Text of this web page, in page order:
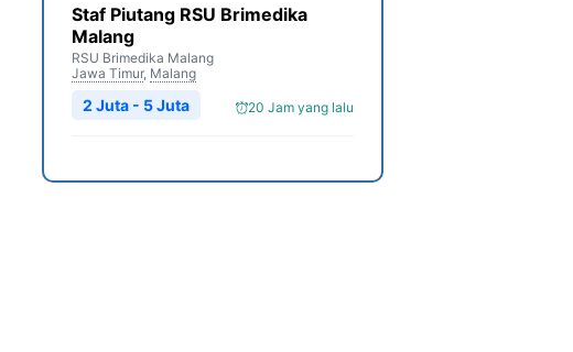
Staf Piutang RSU Brimedika
Malang
RSU Brimedika Malang
Jawa Timur, Malang
20 Jam yang lalu
2 Juta - 5 Juta